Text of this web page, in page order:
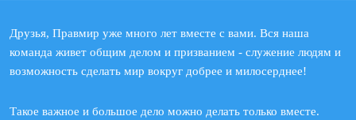
Друзья, Правмир уже много лет вместе с вами. Вся наша
команда живет общим делом и призванием - служение людям и
возможность сделать мир вокруг добрее и милосерднее!
Такое важное и большое дело можно делать только вместе.